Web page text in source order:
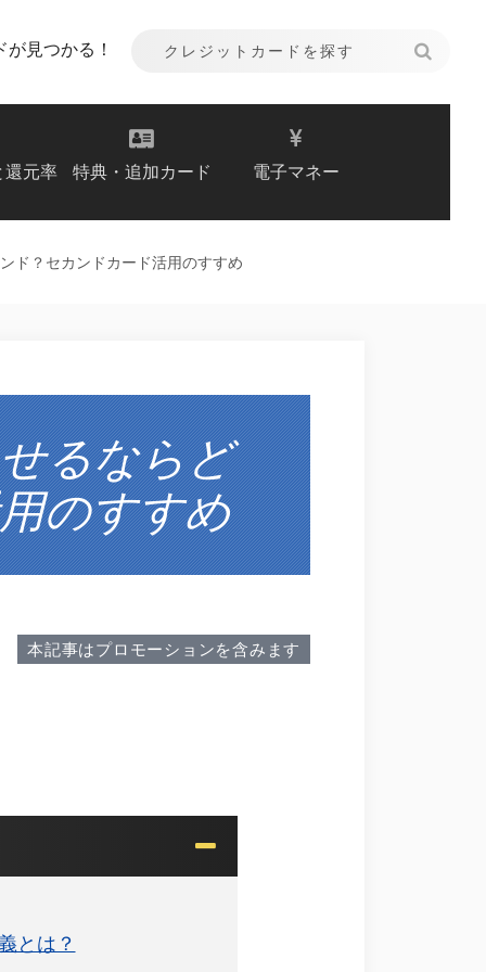
見つかる！
還元率 特典・追加カード 電子マネー
ド？セカンドカード活用のすすめ
るならど
のすすめ
本記事はプロモーションを含みます
とは？